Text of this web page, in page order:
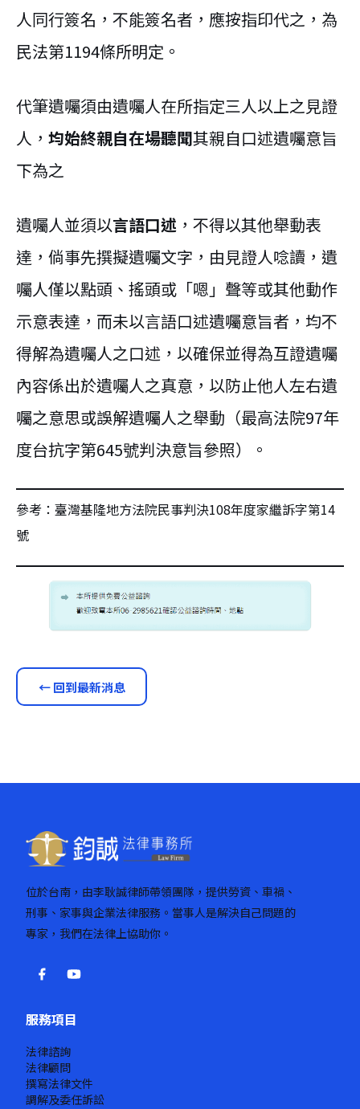
人同行簽名，不能簽名者，應按指印代之，為
民法第1194條所明定。
代筆遺囑須由遺囑人在所指定三人以上之見證
人， 均始終親自在場聽聞其親自口述遺囑意旨
下為之
遺囑人並須以言語口述 ，不得以其他舉動表
達，倘事先撰擬遺囑文字，由見證人唸讀，遺
囑人僅以點頭、搖頭或「嗯」聲等或其他動作
示意表達，而未以言語口述遺囑意旨者，均不
得解為遺囑人之口述，以確保並得為互證遺囑
內容係出於遺囑人之真意，以防止他人左右遺
囑之意思或誤解遺囑人之舉動（最高法院97年
度台抗字第645號判決意旨參照）。
參考：臺灣基隆地方法院民事判決108年度家繼訴字第14
號
← 回到最新消息
位於台南，由李耿誠律師帶領團隊，提供勞資、車禍、
刑事、家事與企業法律服務。當事人是解決自己問題的
專家，我們在法律上協助你。
服務項目
法律諮詢
法律顧問
撰寫法律文件
調解及委任訴訟